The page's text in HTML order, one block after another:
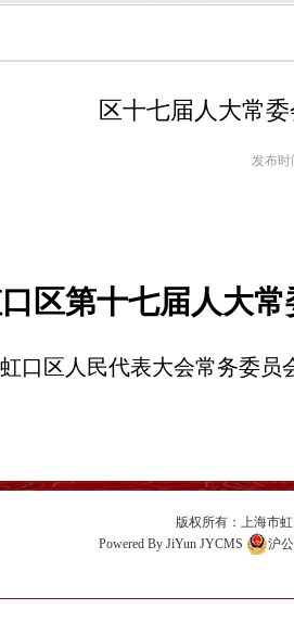
区十七届人大常
发布时
区第十七届人大
口区人民代表大会常务委员
版权所有：上海市
Powered By JiYun JYCMS 沪